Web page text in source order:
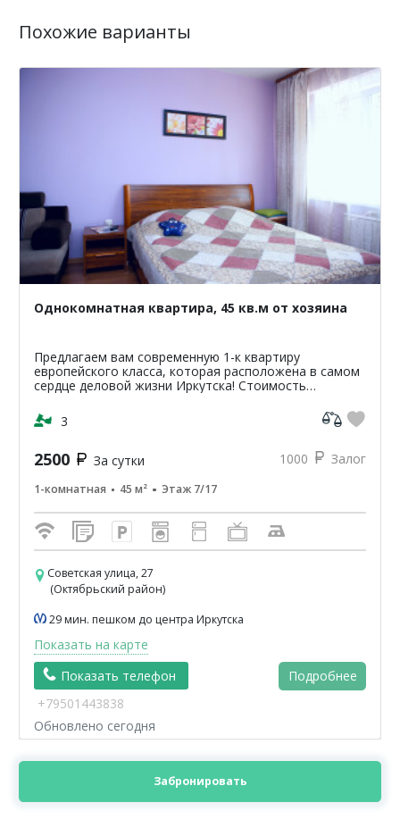
Похожие варианты
Однокомнатная квартира, 45 кв.м от хозяина
Предлагаем вам современную 1-к квартиру
европейского класса, которая расположена в самом
сердце деловой жизни Иркутска! Стоимость
от сроков и перио...
3
2500 За сутки 1000 Залог
1-комнатная 45 м² Этаж 7/17
Советская улица, 27
(Октябрьский район)
29 мин. пешком до центра Иркутска
Показать на карте
Показать телефон
Подробнее
+79501443838
Обновлено сегодня
Забронировать